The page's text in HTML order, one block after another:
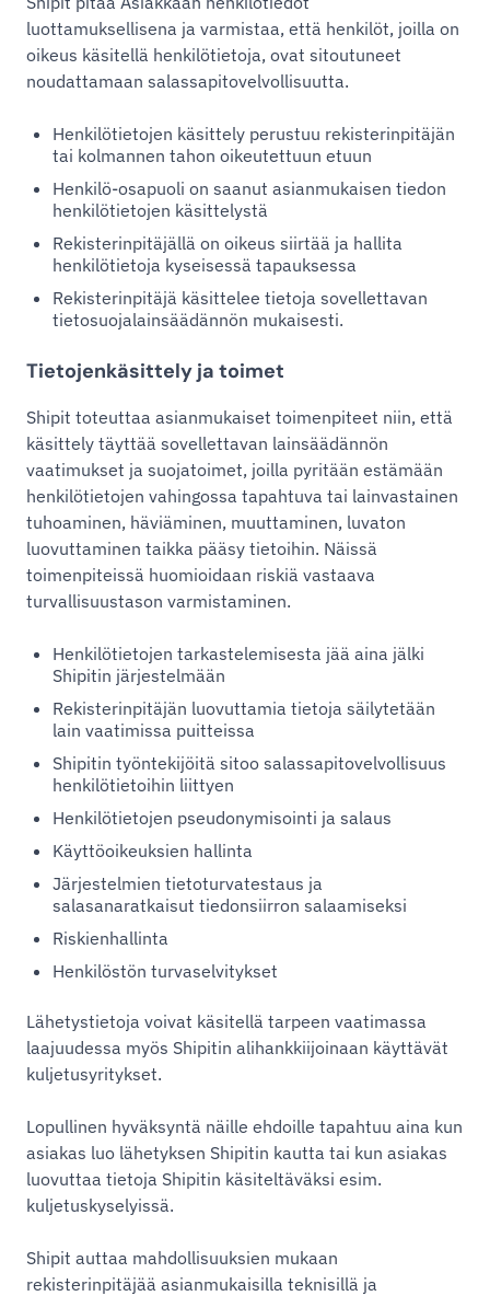
luottamuksellisena ja varmistaa, että henkilöt, joilla on
oikeus käsitellä henkilötietoja, ovat sitoutuneet
noudattamaan salassapitovelvollisuutta.
Henkilötietojen käsittely perustuu rekisterinpitäjän
tai kolmannen tahon oikeutettuun etuun
Henkilö-osapuoli on saanut asianmukaisen tiedon
henkilötietojen käsittelystä
Rekisterinpitäjällä on oikeus siirtää ja hallita
henkilötietoja kyseisessä tapauksessa
Rekisterinpitäjä käsittelee tietoja sovellettavan
tietosuojalainsäädännön mukaisesti.
Tietojenkäsittely ja toimet
Shipit toteuttaa asianmukaiset toimenpiteet niin, että
käsittely täyttää sovellettavan lainsäädännön
vaatimukset ja suojatoimet, joilla pyritään estämään
henkilötietojen vahingossa tapahtuva tai lainvastainen
tuhoaminen, häviäminen, muuttaminen, luvaton
luovuttaminen taikka pääsy tietoihin. Näissä
toimenpiteissä huomioidaan riskiä vastaava
turvallisuustason varmistaminen.
Henkilötietojen tarkastelemisesta jää aina jälki
Shipitin järjestelmään
Rekisterinpitäjän luovuttamia tietoja säilytetään
lain vaatimissa puitteissa
Shipitin työntekijöitä sitoo salassapitovelvollisuus
henkilötietoihin liittyen
Henkilötietojen pseudonymisointi ja salaus
Käyttöoikeuksien hallinta
Järjestelmien tietoturvatestaus ja
salasanaratkaisut tiedonsiirron salaamiseksi
Riskienhallinta
Henkilöstön turvaselvitykset
Lähetystietoja voivat käsitellä tarpeen vaatimassa
laajuudessa myös Shipitin alihankkiijoinaan käyttävät
kuljetusyritykset.
Lopullinen hyväksyntä näille ehdoille tapahtuu aina kun
asiakas luo lähetyksen Shipitin kautta tai kun asiakas
luovuttaa tietoja Shipitin käsiteltäväksi esim.
kuljetuskyselyissä.
Shipit auttaa mahdollisuuksien mukaan
rekisterinpitäjää asianmukaisilla teknisillä ja